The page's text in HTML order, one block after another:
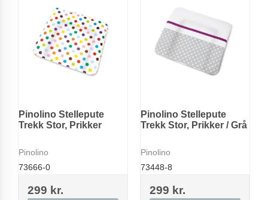
Pinolino Stellepute
Trekk Stor, Prikker
Pinolino
73666-0
299 kr.
Pinolino Stellepute
Trekk Stor, Prikker / Grå
Pinolino
73448-8
299 kr.